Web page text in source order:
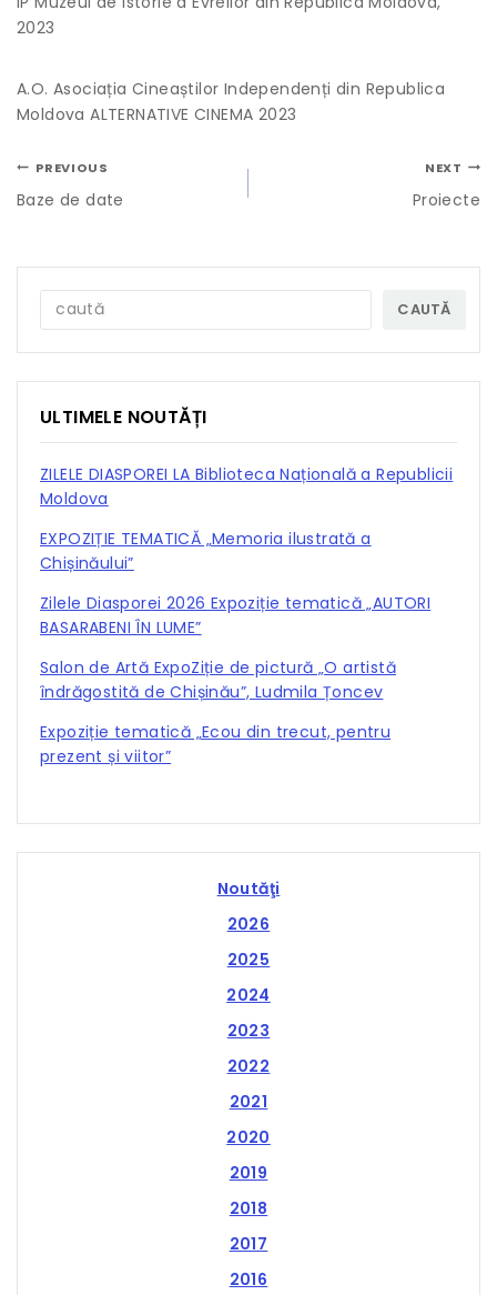
2023
A.O. Asociația Cineaștilor Independenți din Republica
Moldova ALTERNATIVE CINEMA 2023
PREVIOUS
Baze de date
NEXT
Proiecte
CAUTĂ
ULTIMELE NOUTĂȚI
ZILELE DIASPOREI LA Biblioteca Națională a Republicii
Moldova
EXPOZIȚIE TEMATICĂ „Memoria ilustrată a
Chișinăului”
Zilele Diasporei 2026 Expoziție tematică „AUTORI
BASARABENI ÎN LUME”
Salon de Artă ExpoZiție de pictură „O artistă
îndrăgostită de Chișinău”, Ludmila Țoncev
Expoziție tematică „Ecou din trecut, pentru
prezent și viitor”
2016
2017
2018
2019
2020
2021
2022
2023
2024
2025
2026
Noutăţi